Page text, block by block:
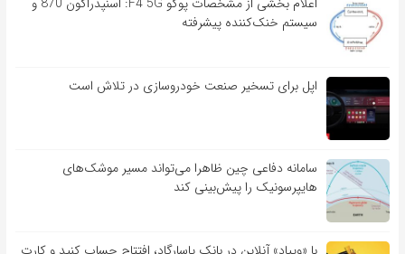
سیستم خنک‌کننده پیشرفته
اپل برای تسخیر صنعت خودروسازی در تلاش است
سامانه دفاعی چین ظاهرا می‌تواند مسیر موشک‌های
هایپرسونیک را پیش‌بینی کند